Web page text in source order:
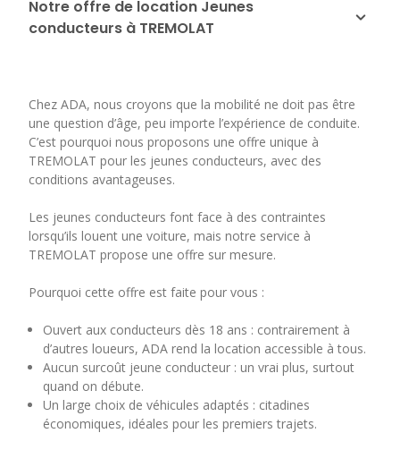
Notre offre de location Jeunes
conducteurs à TREMOLAT
Chez ADA, nous croyons que la mobilité ne doit pas être
une question d’âge, peu importe l’expérience de conduite.
C’est pourquoi nous proposons une offre unique à
TREMOLAT pour les jeunes conducteurs, avec des
conditions avantageuses.
Les jeunes conducteurs font face à des contraintes
lorsqu’ils louent une voiture, mais notre service à
TREMOLAT propose une offre sur mesure.
Pourquoi cette offre est faite pour vous :
Ouvert aux conducteurs dès 18 ans : contrairement à
d’autres loueurs, ADA rend la location accessible à tous.
Aucun surcoût jeune conducteur : un vrai plus, surtout
quand on débute.
Un large choix de véhicules adaptés : citadines
économiques, idéales pour les premiers trajets.